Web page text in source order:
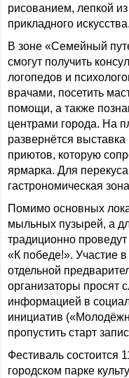
рисованием, лепкой
прикладного искусства.
В зоне «Семейный
смогут получить
логопедов и
врачами, посетить
помощи, а также
центрами города. На
развернётся выставка
приютов, которую
ярмарка. Для
гастрономическая
Помимо основных
мыльных пузырей, а
традиционно
«К победе!». Участие в
отдельной
организаторы просят
информацией в
инициатив
пропустить старт
Фестиваль состоится
городском парке